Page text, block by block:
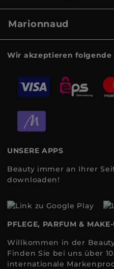
Marionnaud
Wir akzeptieren
UNSERE APPS
Beauty immer an Ihrer
downloaden!
PFLEGE, PARFUM &
Willkommen in der
Finden Sie bei uns über
internationale